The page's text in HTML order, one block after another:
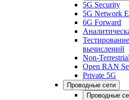
5G Security
5G Network
6G Forward
вычислений
Non-
Open RAN
Private 5G
Проводные сети
Проводные